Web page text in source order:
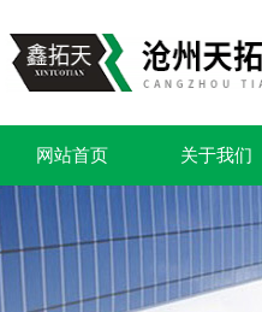
网站首页 关于我们